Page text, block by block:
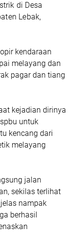
di Desa
Lebak,
kendaraan
melayang dan
pagar dan tiang
kejadian dirinya
untuk
kencang dari
melayang
jalan
sekilas terlihat
nampak
berhasil